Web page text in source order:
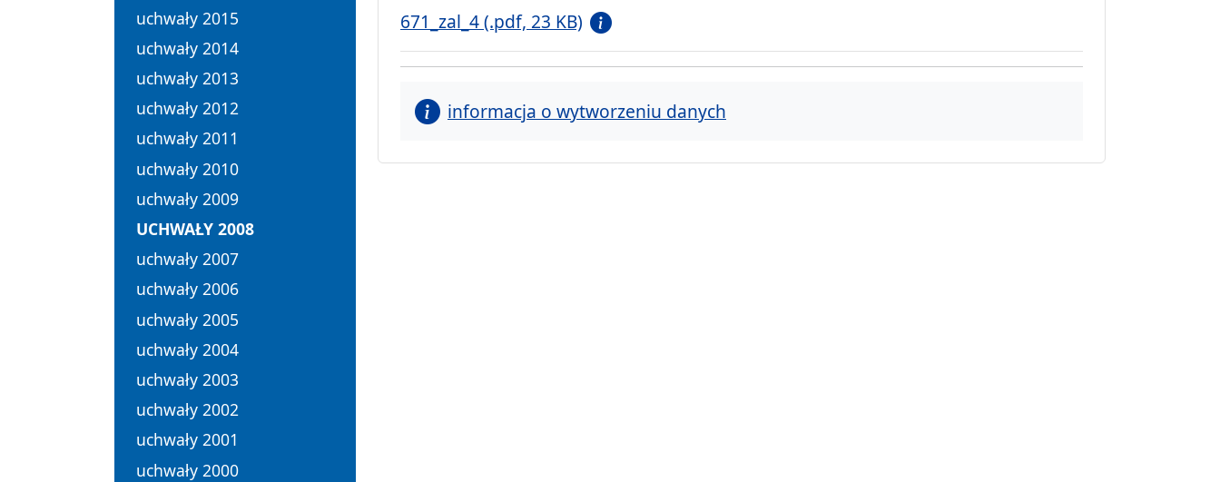
uchwały 2015
uchwały 2014
uchwały 2013
uchwały 2012
uchwały 2011
uchwały 2010
uchwały 2009
UCHWAŁY 2008
uchwały 2007
uchwały 2006
uchwały 2005
uchwały 2004
uchwały 2003
uchwały 2002
uchwały 2001
uchwały 2000
671_zal_4 (.pdf, 23 KB)
informacja o wytworzeniu danych